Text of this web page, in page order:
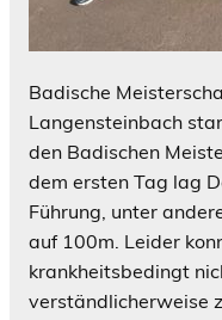
Badische
Langensteinbach
den Badischen
dem ersten Tag lag
Führung, unter
auf 100m. Leider
krankheitsbedingt
verständlicherweise